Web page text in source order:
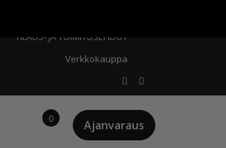
TILAUS- JA TOIMITUSEHDOT
Verkkokauppa
Ajanvaraus
0